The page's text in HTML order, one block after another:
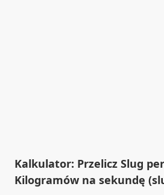
Kalkulator: Przelicz Slug
Kilogramów na sekundę